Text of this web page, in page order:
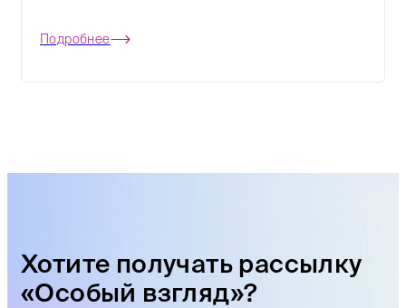
Подробнее
Хотите получать рассылку
«Особый взгляд»?